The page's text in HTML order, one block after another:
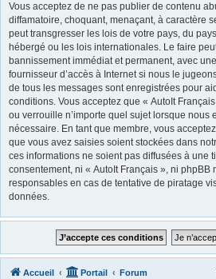
Vous acceptez de ne pas publier de contenu
diffamatoire, choquant, menaçant, à caractère
peut transgresser les lois de votre pays, du
hébergé ou les lois internationales. Le faire
bannissement immédiat et permanent, avec
fournisseur d’accès à Internet si nous le
de tous les messages sont enregistrées pour
conditions. Vous acceptez que « AutoIt
ou verrouille n’importe quel sujet lorsque nous
nécessaire. En tant que membre, vous
que vous avez saisies soient stockées dans
ces informations ne soient pas diffusées à une
consentement, ni « AutoIt Français », ni phpBB
responsables en cas de tentative de piratage
données.
Accueil Portail Forum